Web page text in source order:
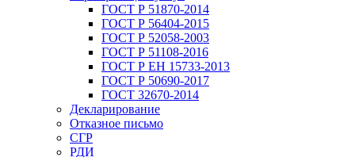
ГОСТ Р 51870-2014
ГОСТ Р 56404-2015
ГОСТ Р 52058-2003
ГОСТ Р 51108-2016
ГОСТ Р ЕН 15733-2013
ГОСТ Р 50690-2017
ГОСТ 32670-2014
Декларирование
Отказное письмо
СГР
РДИ